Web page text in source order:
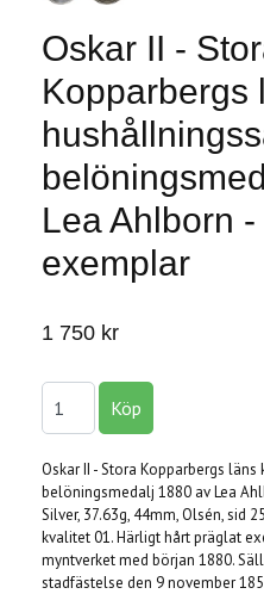
Oskar II -
Kopparbergs
Lea Ahlborn
exemplar
1 750 kr
Oskar II - Stora Kopparbergs
belöningsmedalj 1880 av Lea
Silver, 37.63g, 44mm, Olsén, sid
kvalitet 01. Härligt hårt präglat
myntverket med början 1880.
stadfästelse den 9 november